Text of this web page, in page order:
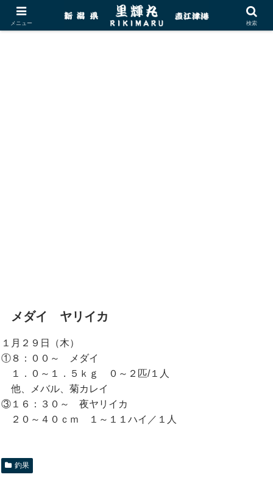
メダイ ヤリイカ
１月２９日（木）
①８：００～ メダイ
１．０～１．５ｋｇ ０～２匹/１人
他、メバル、菊カレイ
③１６：３０～ 夜ヤリイカ
２０～４０ｃｍ １～１１ハイ／１人
釣果
メニュー 検索